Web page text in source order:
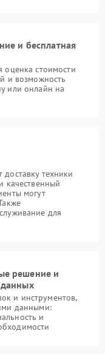
и бесплатная
оценка стоимости
и возможность
или онлайн на
техники
качественный
могут
для
решение и
и инструментов,
данными:
и